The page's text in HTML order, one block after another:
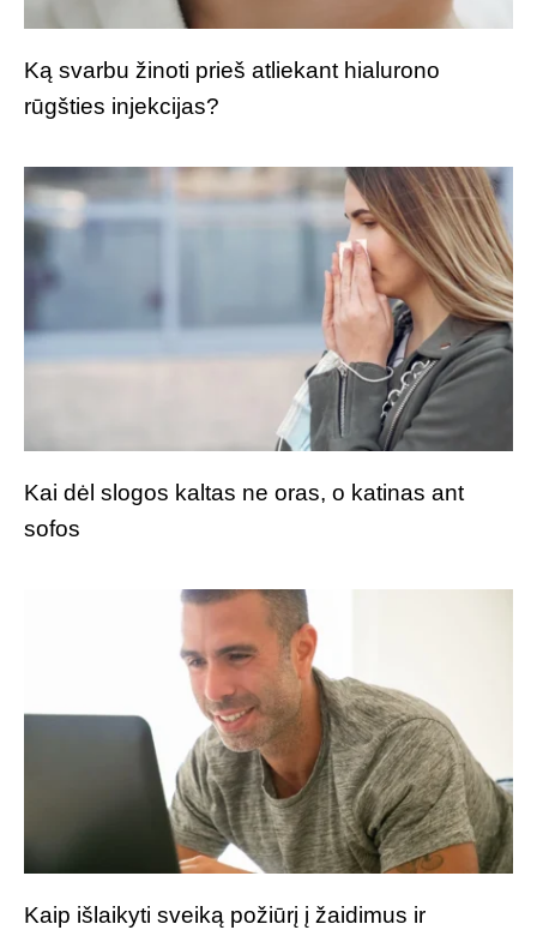
Ką svarbu žinoti prieš atliekant hialurono
rūgšties injekcijas?
Kai dėl slogos kaltas ne oras, o katinas ant
sofos
Kaip išlaikyti sveiką požiūrį į žaidimus ir